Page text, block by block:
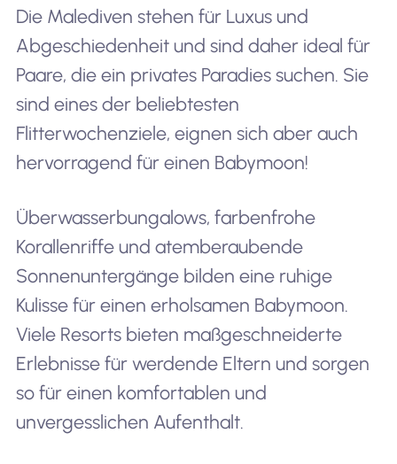
Die Malediven stehen für Luxus und
Abgeschiedenheit und sind daher ideal für
Paare, die ein privates Paradies suchen. Sie
sind eines der beliebtesten
Flitterwochenziele, eignen sich aber auch
hervorragend für einen Babymoon!
Überwasserbungalows, farbenfrohe
Korallenriffe und atemberaubende
Sonnenuntergänge bilden eine ruhige
Kulisse für einen erholsamen Babymoon.
Viele Resorts bieten maßgeschneiderte
Erlebnisse für werdende Eltern und sorgen
so für einen komfortablen und
unvergesslichen Aufenthalt.